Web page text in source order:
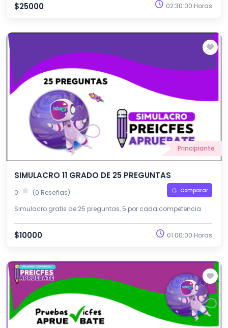
$25000 02:30:00 Horas
Principiante
SIMULACRO 11 GRADO DE 25 PREGUNTAS
0 (0 Reseñas) Comparar
Simulacro gratis de 25 preguntas, 5 por cada competencia
$10000 01:00:00 Horas